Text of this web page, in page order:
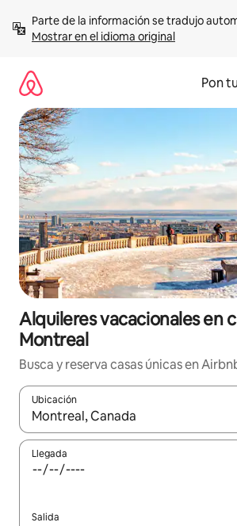
contenidoMostrar en el idioma original
Pon
Alquileres vacacionales en
Montreal
Busca y reserva casas únicas en
Ubicación
Cuando los resultados estén
Llegada
Salida